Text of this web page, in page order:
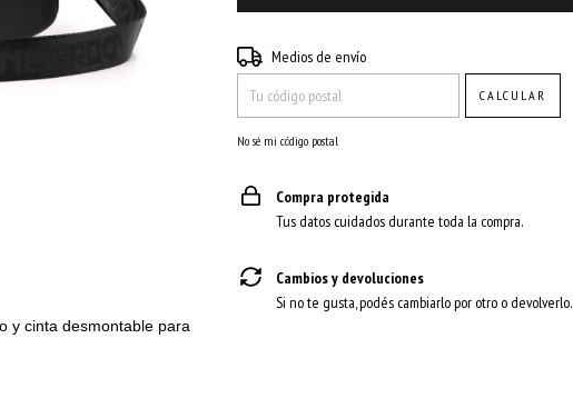
y cinta desmontable para
Entregas para el CP:
Medios de envío
CALCULAR
No sé mi código postal
Compra protegida
Tus datos cuidados durante toda la compra.
Cambios y devoluciones
Si no te gusta, podés cambiarlo por otro o devolverlo.